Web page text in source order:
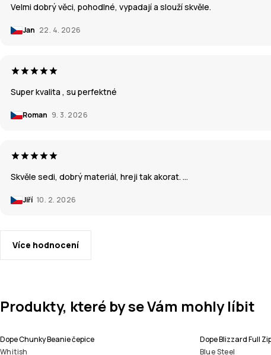
Velmi dobrý věci, pohodlné, vypadají a slouží skvěle.
Jan 22. 4. 2026
Super kvalita , su perfektné
Roman 9. 3. 2026
Skvěle sedi, dobrý materiál, hreji tak akorat. …
Jiří 10. 2. 2026
Více hodnocení
Produkty, které by se Vám mohly líbit
Dope Chunky Beanie čepice
Whitish
Dope Blizzard Full
Blue Steel